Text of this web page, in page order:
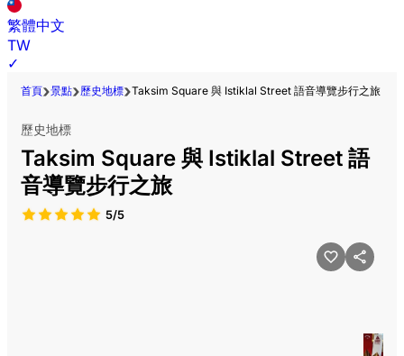
繁體中文
TW
✓
首頁 景點 歷史地標 Taksim Square 與 Istiklal Street 語音導覽步行之旅
歷史地標
Taksim Square 與 Istiklal Street 語
音導覽步行之旅
5/5